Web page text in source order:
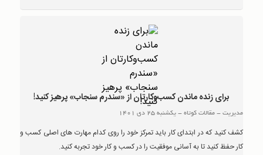
برای زنده ماندن کسب‌وکارتان از «سندرم سنجاب» پرهیز کنید!
مدیریت-مقالات کوتاه-یکشنبه 25 دی 1401
کشف کنید که در ابتدای کار باید تمرکز خود را روی کدام مهارت های اصلی کسب و
کار حفظ کنید تا به آسانی موفقیت را در کسب و کار خود تجربه کنید.